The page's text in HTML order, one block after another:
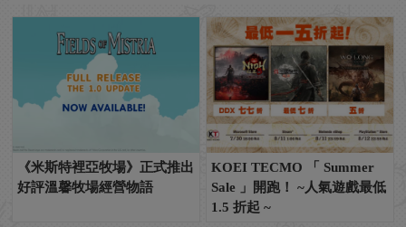
《米斯特裡亞牧場》正式推出
好評溫馨牧場經營物語
KOEI TECMO 「 Summer
Sale 」開跑！ ~人氣遊戲最低
1.5 折起 ~